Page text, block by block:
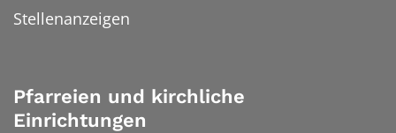
Stellenanzeigen
Pfarreien und kirchliche
Einrichtungen